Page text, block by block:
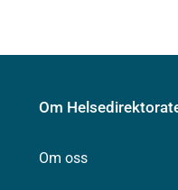
Om
Om oss